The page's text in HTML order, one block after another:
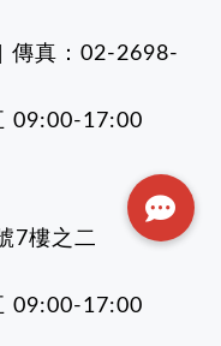
傳真：02-2698-
09:00-17:00
7樓之二
09:00-17:00